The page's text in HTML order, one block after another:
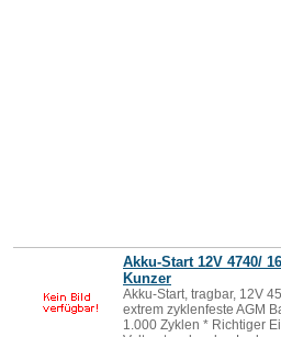
Akku-Start 12V 4740/
Kunzer
Akku-Start, tragbar, 12V
extrem zyklenfeste AGM
1.000 Zyklen * Richtiger